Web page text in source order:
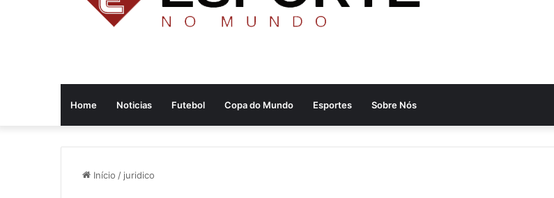
Home Noticias Futebol Copa do Mundo Esportes Sobre Nós
Início / juridico